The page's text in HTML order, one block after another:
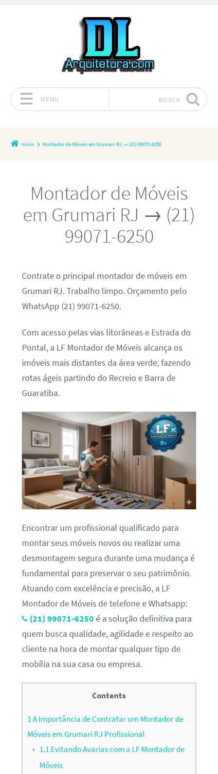
MENU BUSCA
Início Montador de Móveis em Grumari RJ → (21) 99071-6250
Montador de Móveis
em Grumari RJ → (21)
99071-6250
Contrate o principal montador de móveis em
Grumari RJ. Trabalho limpo. Orçamento pelo
WhatsApp (21) 99071-6250.
Com acesso pelas vias litorâneas e Estrada do
Pontal, a LF Montador de Móveis alcança os
imóveis mais distantes da área verde, fazendo
rotas ágeis partindo do Recreio e Barra de
Guaratiba.
Encontrar um profissional qualificado para
montar seus móveis novos ou realizar uma
desmontagem segura durante uma mudança é
fundamental para preservar o seu patrimônio.
Atuando com excelência e precisão, a LF
Montador de Móveis de telefone e Whatsapp:
(21) 99071-6250 é a solução definitiva para
quem busca qualidade, agilidade e respeito ao
cliente na hora de montar qualquer tipo de
mobília na sua casa ou empresa.
Contents
1A Importância de Contratar um Montador de
Móveis em Grumari RJ Profissional
1.1Evitando Avarias com a LF Montador de
Móveis